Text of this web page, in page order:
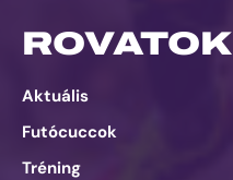
ROVATOK
Aktuális
Futócuccok
Tréning